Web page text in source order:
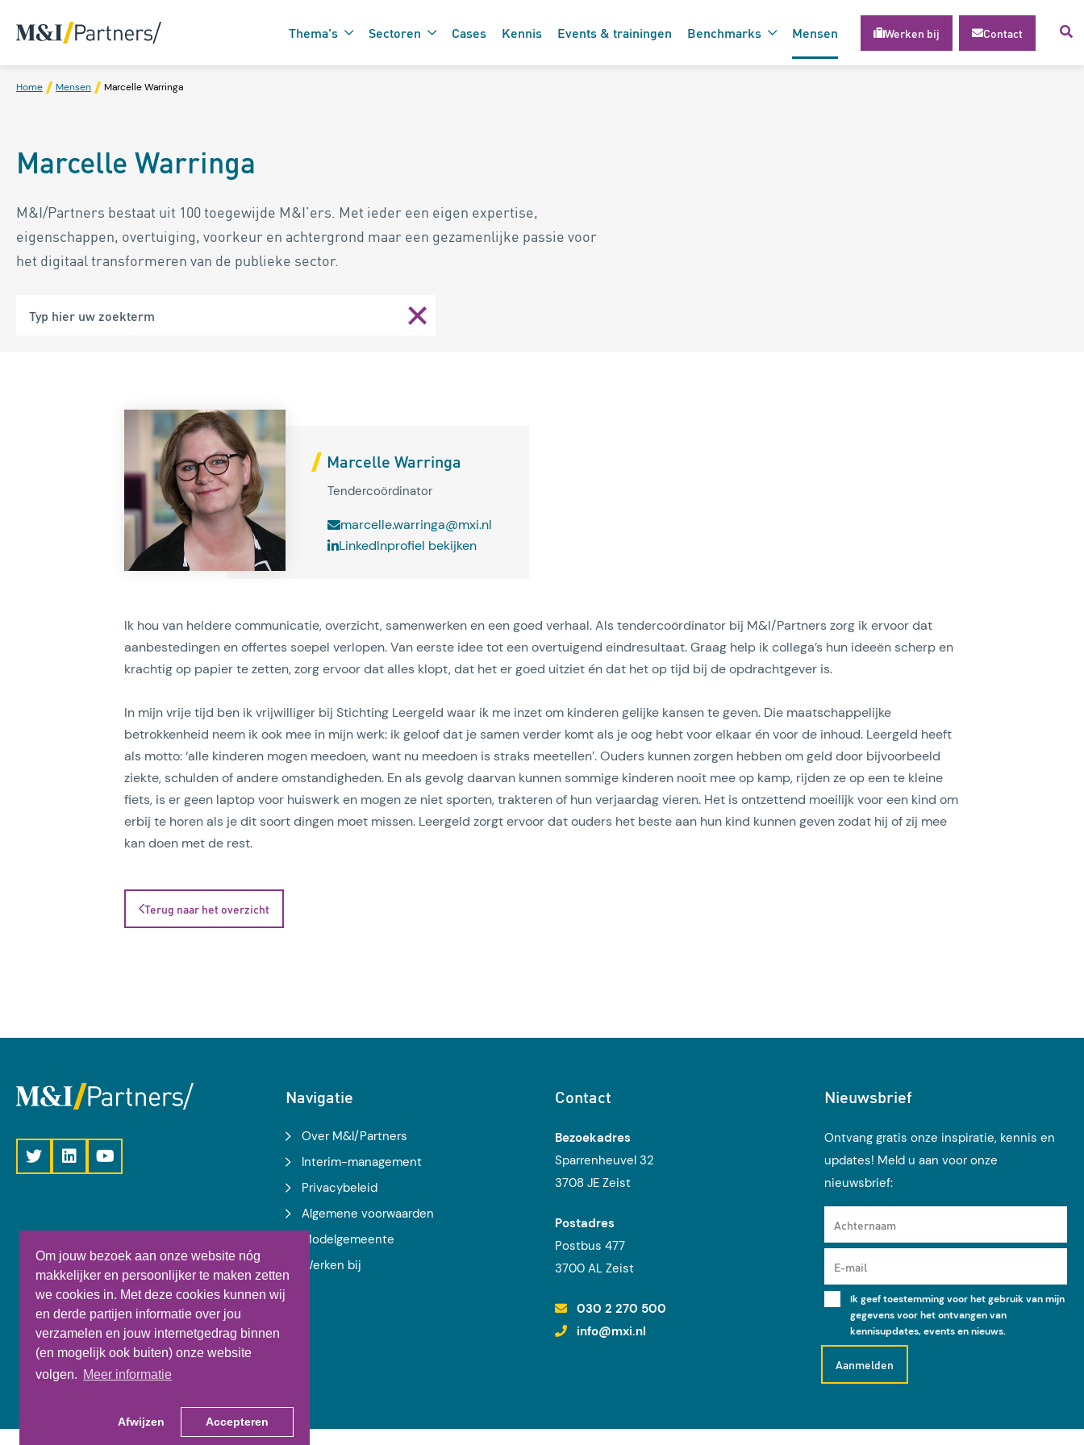
Om jouw bezoek aan onze website nóg
makkelijker en persoonlijker te maken zetten
we cookies in. Met deze cookies kunnen wij
en derde partijen informatie over jou
verzamelen en jouw internetgedrag binnen
(en mogelijk ook buiten) onze website
volgen. Meer informatie
Afwijzen Accepteren
Thema's Sectoren Cases Kennis Events & trainingen Benchmarks Mensen Werken bij Contact
Home Mensen Marcelle Warringa
Marcelle Warringa
M&I/Partners bestaat uit 100 toegewijde M&I’ers. Met ieder een eigen expertise,
eigenschappen, overtuiging, voorkeur en achtergrond maar een gezamenlijke passie voor
het digitaal transformeren van de publieke sector.
Marcelle Warringa
Tendercoördinator
marcelle.warringa@mxi.nl
LinkedInprofiel bekijken
Ik hou van heldere communicatie, overzicht, samenwerken en een goed verhaal. Als tendercoördinator bij M&I/Partners zorg ik ervoor dat
aanbestedingen en offertes soepel verlopen. Van eerste idee tot een overtuigend eindresultaat. Graag help ik collega’s hun ideeën scherp en
krachtig op papier te zetten, zorg ervoor dat alles klopt, dat het er goed uitziet én dat het op tijd bij de opdrachtgever is.
In mijn vrije tijd ben ik vrijwilliger bij Stichting Leergeld waar ik me inzet om kinderen gelijke kansen te geven. Die maatschappelijke
betrokkenheid neem ik ook mee in mijn werk: ik geloof dat je samen verder komt als je oog hebt voor elkaar én voor de inhoud. Leergeld heeft
als motto: ‘alle kinderen mogen meedoen, want nu meedoen is straks meetellen’. Ouders kunnen zorgen hebben om geld door bijvoorbeeld
ziekte, schulden of andere omstandigheden. En als gevolg daarvan kunnen sommige kinderen nooit mee op kamp, rijden ze op een te kleine
fiets, is er geen laptop voor huiswerk en mogen ze niet sporten, trakteren of hun verjaardag vieren. Het is ontzettend moeilijk voor een kind om
erbij te horen als je dit soort dingen moet missen. Leergeld zorgt ervoor dat ouders het beste aan hun kind kunnen geven zodat hij of zij mee
kan doen met de rest.
Terug naar het overzicht
Navigatie
Over M&I/Partners
Interim-management
Privacybeleid
Algemene voorwaarden
Modelgemeente
Werken bij
Contact
Bezoekadres
Sparrenheuvel 32
3708 JE Zeist
Postadres
Postbus 477
3700 AL Zeist
030 2 270 500
info@mxi.nl
Nieuwsbrief
Ontvang gratis onze inspiratie, kennis en
updates! Meld u aan voor onze
nieuwsbrief:
Achternaam
E-mail
Ik geef toestemming voor het gebruik van mijn
gegevens voor het ontvangen van
kennisupdates, events en nieuws.